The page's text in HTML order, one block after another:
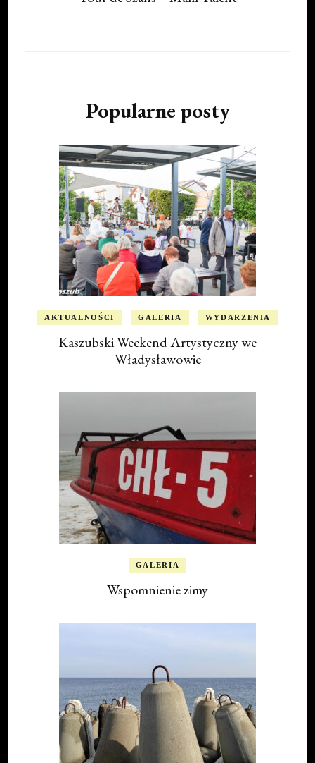
Popularne posty
AKTUALNOŚCI GALERIA WYDARZENIA
Kaszubski Weekend Artystyczny we
Władysławowie
GALERIA
Wspomnienie zimy